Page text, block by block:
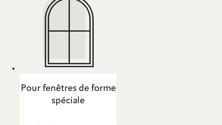
Pour fenêtres de forme
spéciale